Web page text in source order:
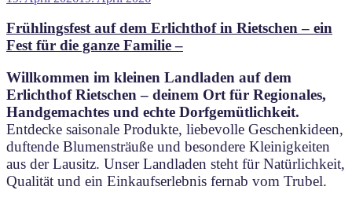
Frühlingsfest auf dem Erlichthof in Rietschen – ein
Fest für die ganze Familie –
Willkommen im kleinen Landladen auf dem
Erlichthof Rietschen – deinem Ort für Regionales,
Handgemachtes und echte Dorfgemütlichkeit.
Entdecke saisonale Produkte, liebevolle Geschenkideen,
duftende Blumensträuße und besondere Kleinigkeiten
aus der Lausitz. Unser Landladen steht für Natürlichkeit,
Qualität und ein Einkaufserlebnis fernab vom Trubel.